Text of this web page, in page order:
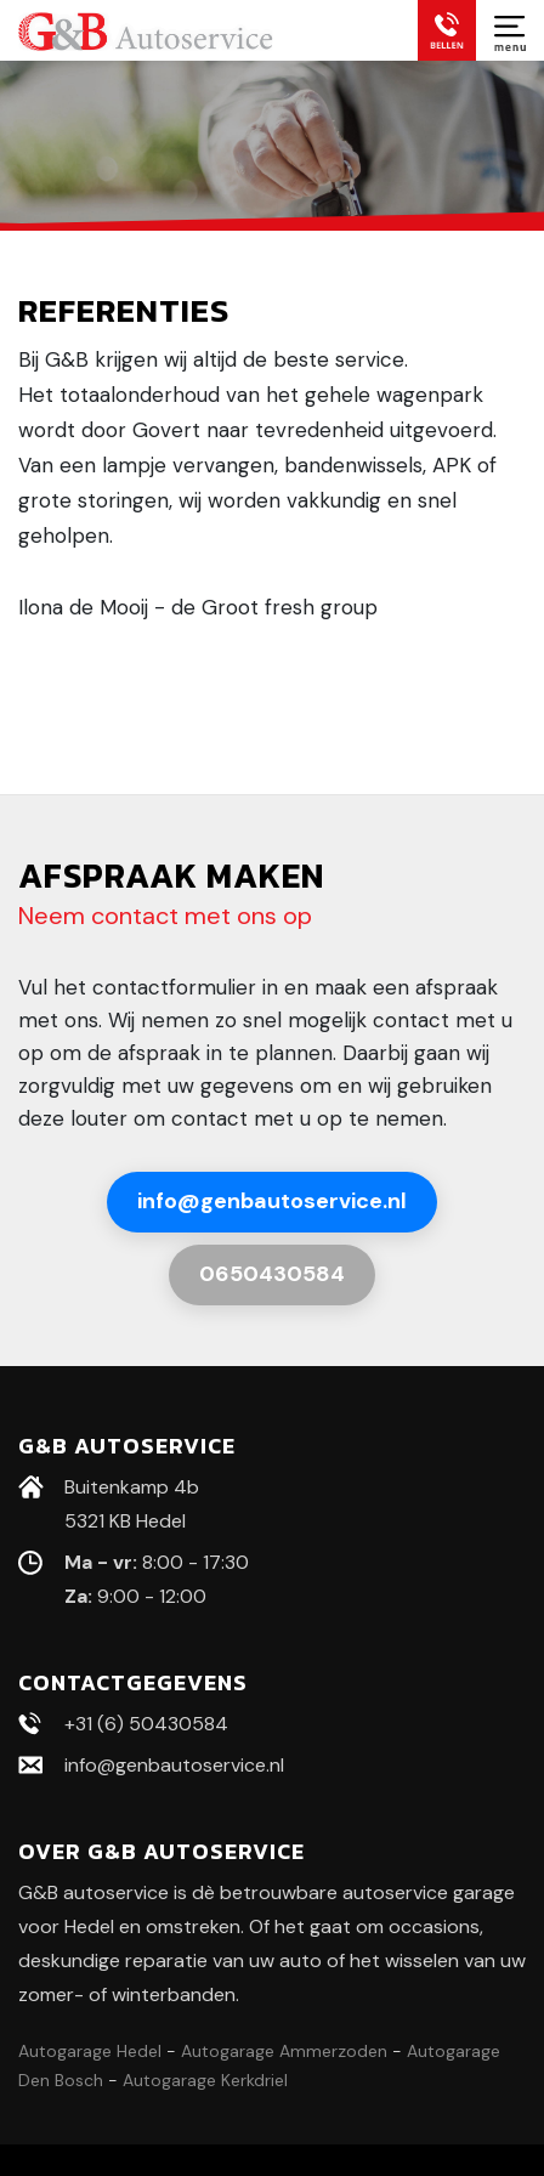
REFERENTIES
Bij G&B krijgen wij altijd de beste service.
Het totaalonderhoud van het gehele wagenpark
wordt door Govert naar tevredenheid uitgevoerd.
Van een lampje vervangen, bandenwissels, APK of
grote storingen, wij worden vakkundig en snel
geholpen.
Ilona de Mooij - de Groot fresh group
AFSPRAAK MAKEN
Neem contact met ons op
Vul het contactformulier in en maak een afspraak
met ons. Wij nemen zo snel mogelijk contact met u
op om de afspraak in te plannen. Daarbij gaan wij
zorgvuldig met uw gegevens om en wij gebruiken
deze louter om contact met u op te nemen.
info@genbautoservice.nl
0650430584
G&B AUTOSERVICE
Buitenkamp 4b
5321 KB Hedel
Ma - vr: 8:00 - 17:30
Za: 9:00 - 12:00
CONTACTGEGEVENS
+31 (6) 50430584
info@genbautoservice.nl
OVER G&B AUTOSERVICE
G&B autoservice is dè betrouwbare autoservice garage
voor Hedel en omstreken. Of het gaat om occasions,
deskundige reparatie van uw auto of het wisselen van uw
zomer- of winterbanden.
Autogarage Hedel - Autogarage Ammerzoden - Autogarage
Den Bosch - Autogarage Kerkdriel